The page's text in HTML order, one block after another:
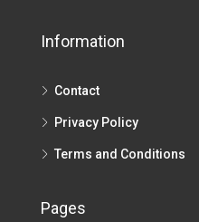
Information
Contact
Privacy Policy
Terms and Conditions
Pages